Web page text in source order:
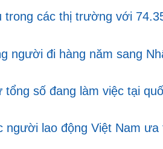
các thị trường với
người đi hàng năm sang
số đang làm việc tại
lao động Việt Nam ưa